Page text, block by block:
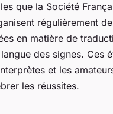
que la Société
régulièrement
en matière de
des signes.
et les
les réussites.